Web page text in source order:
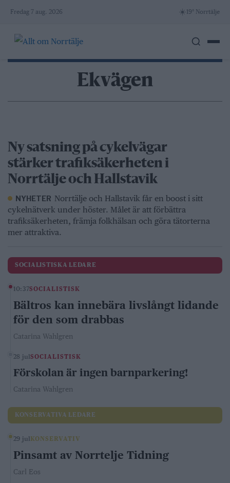
Skip
content
Fredag 7 aug. 2026 ☀️ 19° Norrtälje
Ekvägen
Ny satsning på cykelvägar
stärker trafiksäkerheten i
Norrtälje och Hallstavik
NYHETER Norrtälje och Hallstavik får en boost i sitt
cykelnätverk under höster. Målet är att förbättra
trafiksäkerheten, främja folkhälsan och göra tätorterna
mer attraktiva.
SOCIALISTISKA LEDARE
10:37SOCIALISTISK
Bältros kan innebära livslångt lidande
för den som drabbas
Catarina Wahlgren
28 julSOCIALISTISK
Förskolan är ingen barnparkering!
Catarina Wahlgren
KONSERVATIVA LEDARE
29 jul KONSERVATIV
Pinsamt av Norrtelje Tidning
Carl Eos